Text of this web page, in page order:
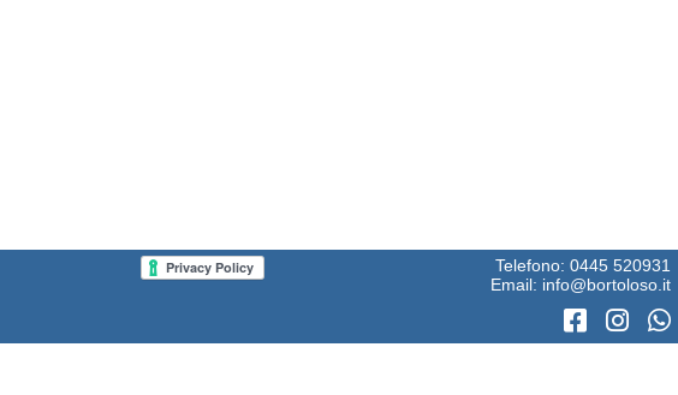
Telefono: 0445 520931
Email: info@bortoloso.it